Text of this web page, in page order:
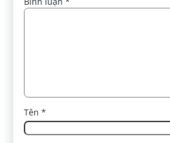
Tên*